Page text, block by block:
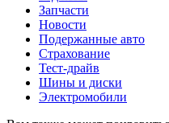
Запчасти
Новости
Подержанные авто
Страхование
Тест-драйв
Шины и диски
Электромобили